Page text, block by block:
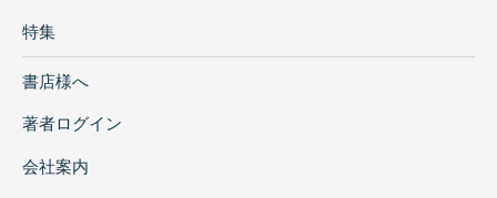
(中山清隆)
大和の装飾大刀(服部伊久男)
方頭大刀の源流(津野仁)
(日高 慎)
特集
書店様へ
著者ログイン
会社案内